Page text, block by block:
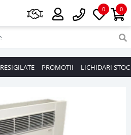
0
0
RESIGILATE PROMOTII LICHIDARI STOC